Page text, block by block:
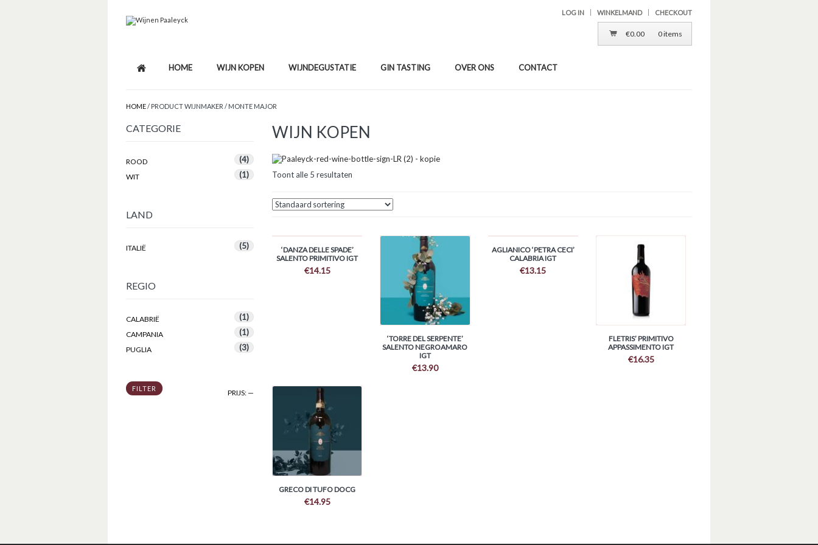
LOG IN WINKELMAND CHECKOUT
€0.00 0 items
HOME WIJN KOPEN WIJNDEGUSTATIE GIN TASTING OVER ONS CONTACT
HOME/ PRODUCT WIJNMAKER / MONTE MAJOR
CATEGORIE
ROOD (4)
WIT (1)
LAND
ITALIË (5)
REGIO
CALABRIË (1)
CAMPANIA (1)
PUGLIA (3)
FILTER PRIJS: —
WIJN KOPEN
Toont alle 5 resultaten
‘DANZA DELLE SPADE’
SALENTO PRIMITIVO IGT
€14.15
‘TORRE DEL SERPENTE’
SALENTO NEGROAMARO
IGT
€13.90
AGLIANICO ‘PETRA CECI’
CALABRIA IGT
€13.15
FLETRIS’ PRIMITIVO
APPASSIMENTO IGT
€16.35
GRECO DI TUFO DOCG
€14.95